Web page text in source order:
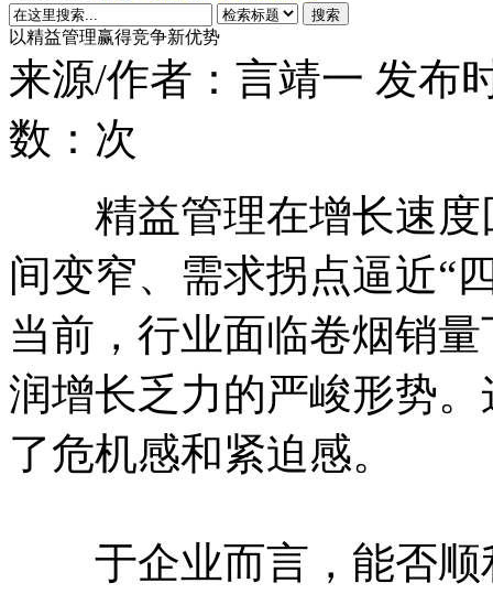
搜索
以精益管理赢得竞争新优势
来源/作者： 言靖一 发布
数： 次
精益管理在增长速度
间变窄、需求拐点逼近“
当前，行业面临卷烟销
润增长乏力的严峻形势
了危机感和紧迫感。
于企业而言，能否顺